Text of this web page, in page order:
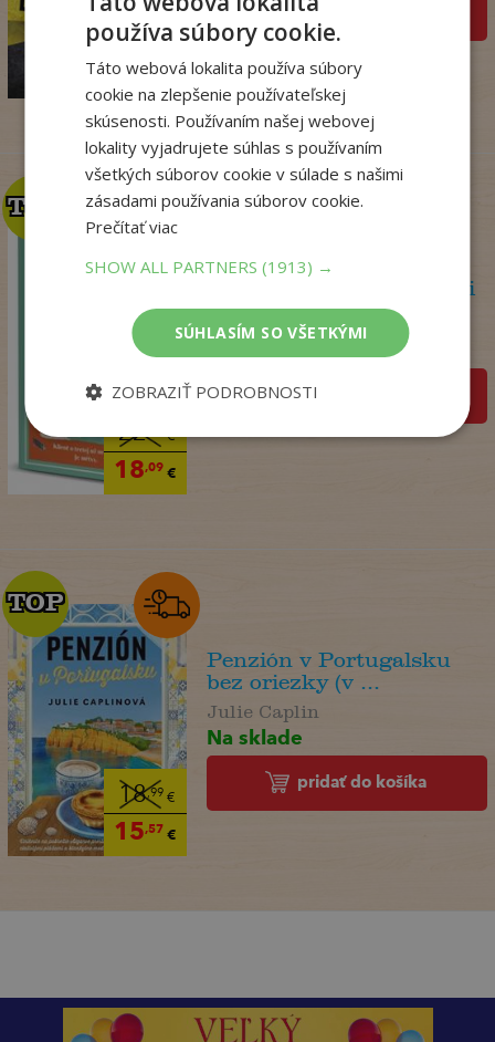
17 ,95€
14,18€
pridať do košíka
22 €
18,09€
TOP
TOP
Psychoterapeutka v akcii
pridať do košíka
18,99 €
15,57 €
TOP
TOP
Penzión v Portugalsku
bez oriezky (v ...
Julie Caplin
Na sklade
pridať do košíka
používa súbory cookie.
Táto webová lokalita používa súbory
cookie na zlepšenie používateľskej
skúsenosti. Používaním našej webovej
lokality vyjadrujete súhlas s používaním
všetkých súborov cookie v súlade s našimi
zásadami používania súborov cookie.
Prečítať viac
SHOW ALL PARTNERS(1913) →
SÚHLASÍM SO VŠETKÝMI
ZOBRAZIŤ PODROBNOSTI